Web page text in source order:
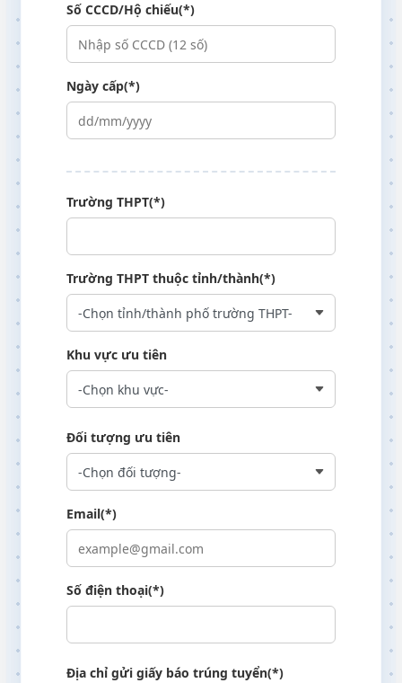
Số CCCD/Hộ chiếu(*)
Ngày cấp(*)
Trường THPT(*)
Trường THPT thuộc tỉnh/thành(*)
Khu vực ưu tiên
Đối tượng ưu tiên
Email(*)
Số điện thoại(*)
Địa chỉ gửi giấy báo trúng tuyển(*)